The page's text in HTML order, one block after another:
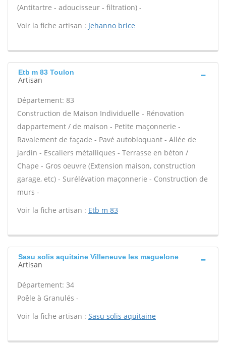
(Antitartre - adoucisseur - filtration) -
Voir la fiche artisan : Jehanno brice
Etb m 83 Toulon
Artisan
Département: 83
Construction de Maison Individuelle - Rénovation
dappartement / de maison - Petite maçonnerie -
Ravalement de façade - Pavé autobloquant - Allée de
jardin - Escaliers métalliques - Terrasse en béton /
Chape - Gros oeuvre (Extension maison, construction
garage, etc) - Surélévation maçonnerie - Construction de
murs -
Voir la fiche artisan : Etb m 83
Sasu solis aquitaine Villeneuve les maguelone
Artisan
Département: 34
Poêle à Granulés -
Voir la fiche artisan : Sasu solis aquitaine